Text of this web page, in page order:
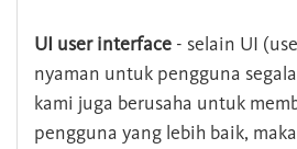
UI user interface - selain UI
nyaman untuk pengguna
kami juga berusaha untuk
pengguna yang lebih baik,